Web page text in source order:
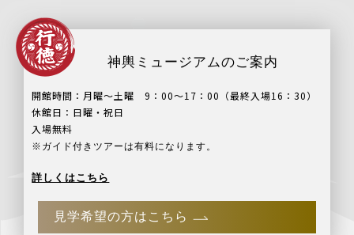
神輿ミュージアムのご案内
開館時間：月曜～土曜 9：00～17：00（最終入場16：30）
休館日：日曜・祝日
入場無料
※ガイド付きツアーは有料になります。
詳しくはこちら
見学希望の方はこちら